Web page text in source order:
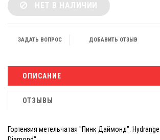
НЕТ В НАЛИЧИИ
ЗАДАТЬ ВОПРОС ДОБАВИТЬ ОТЗЫВ
ОПИСАНИЕ
ОТЗЫВЫ
Гортензия метельчатая "Пинк Даймонд".